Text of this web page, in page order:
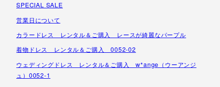
SPECIAL SALE
営業日について
カラードレス レンタル＆ご購入 レースが綺麗なパープル
着物ドレス レンタル＆ご購入 0052-02
ウェディングドレス レンタル＆ご購入 w*ange（ウーアンジ
ュ）0052-1